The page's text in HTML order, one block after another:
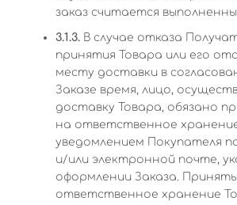
заказ считается
3.1.3. В случае отказа
принятия Товара или его
месту доставки в
Заказе время, лицо,
доставку Товара, обязано
на ответственное
уведомлением Покупателя
и/или электронной почте,
оформлении Заказа.
ответственное хранение